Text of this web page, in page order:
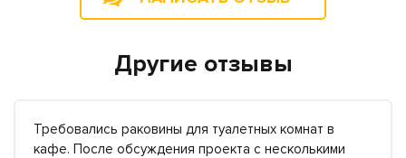
Другие отзывы
Требовались раковины для туалетных комнат в
кафе. После обсуждения проекта с несколькими